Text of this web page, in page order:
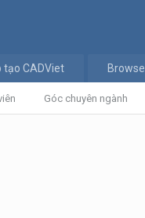
Góc chuyên ngành
tạo CADViet Browse